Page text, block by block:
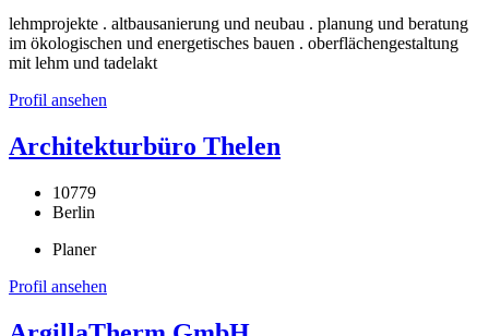
lehmprojekte . altbausanierung und neubau . planung und beratung
im ökologischen und energetisches bauen . oberflächengestaltung
mit lehm und tadelakt
Profil ansehen
Architekturbüro Thelen
10779
Berlin
Planer
Profil ansehen